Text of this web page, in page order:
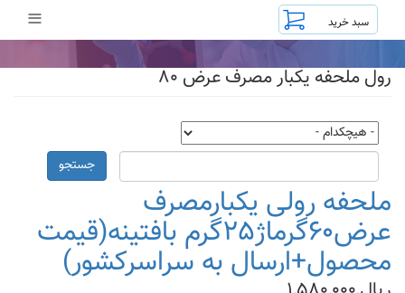
محتوای
≡
رول ملحفه یکبار مصرف عرض ۸۰
جستجو
ملحفه رولی یکبارمصرف
عرض۶۰گرماژ۲۵گرم بافتینه(قیمت
محصول+ارسال به سراسرکشور)